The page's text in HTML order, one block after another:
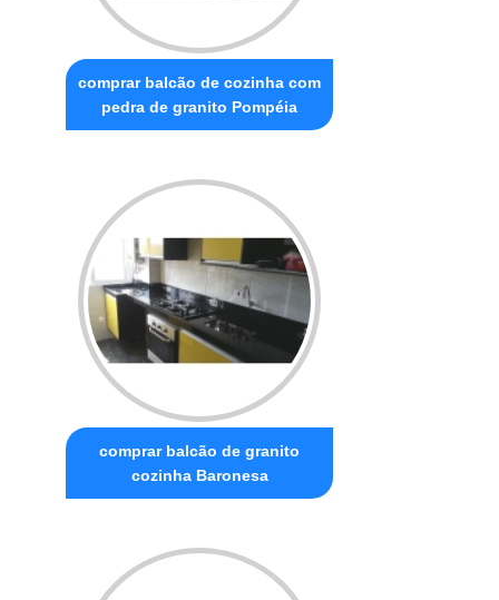
comprar balcão de cozinha com
pedra de granito Pompéia
comprar balcão de granito
cozinha Baronesa